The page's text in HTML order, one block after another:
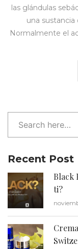
las glándulas
una
Normalmente el
Recent Post
Black
ti?